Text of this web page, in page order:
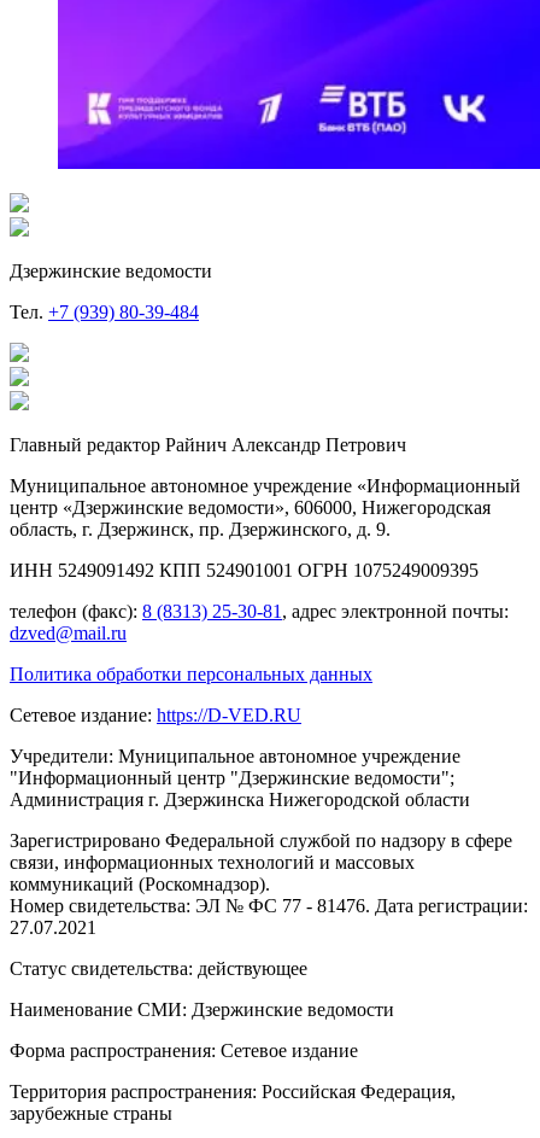
Дзержинские ведомости
Тел. +7 (939) 80-39-484
Главный редактор Райнич Александр Петрович
Муниципальное автономное учреждение «Информационный
центр «Дзержинские ведомости», 606000, Нижегородская
область, г. Дзержинск, пр. Дзержинского, д. 9.
ИНН 5249091492 КПП 524901001 ОГРН 1075249009395
телефон (факс): 8 (8313) 25-30-81 , адрес электронной почты:
dzved@mail.ru
Политика обработки персональных данных
Сетевое издание: https://D-VED.RU
Учредители: Муниципальное автономное учреждение
"Информационный центр "Дзержинские ведомости";
Администрация г. Дзержинска Нижегородской области
Зарегистрировано Федеральной службой по надзору в сфере
связи, информационных технологий и массовых
коммуникаций (Роскомнадзор).
Номер свидетельства: ЭЛ № ФС 77 - 81476. Дата регистрации:
27.07.2021
Статус свидетельства: действующее
Наименование СМИ: Дзержинские ведомости
Форма распространения: Сетевое издание
Территория распространения: Российская Федерация,
зарубежные страны